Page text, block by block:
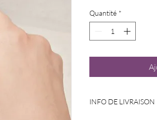
Quantité *
INFO DE LIVRAISON